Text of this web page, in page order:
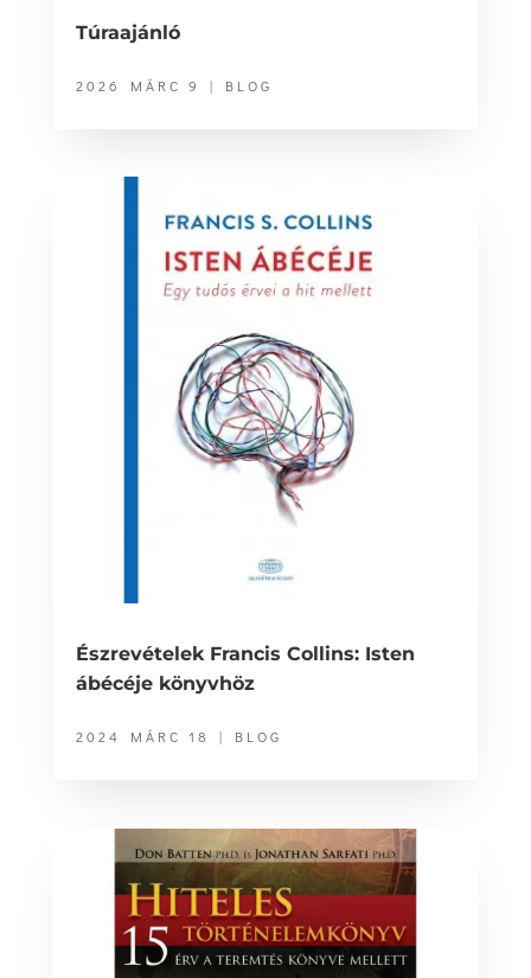
Túraajánló
2026 MÁRC 9 | BLOG
Észrevételek Francis Collins: Isten
ábécéje könyvhöz
2024 MÁRC 18 | BLOG